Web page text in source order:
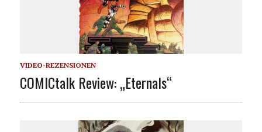
VIDEO-REZENSIONEN
COMICtalk Review: „Eternals“